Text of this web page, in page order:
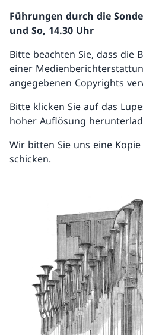
Führungen durch die
und So, 14.30 Uhr
Bitte beachten Sie, dass die
einer
angegebenen Copyrights
Bitte klicken Sie auf das
hoher Auflösung
Wir bitten Sie uns eine
schicken.